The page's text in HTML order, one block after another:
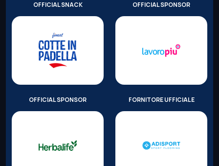
OFFICIAL SNACK OFFICIAL SPONSOR
OFFICIAL SPONSOR FORNITORE UFFICIALE